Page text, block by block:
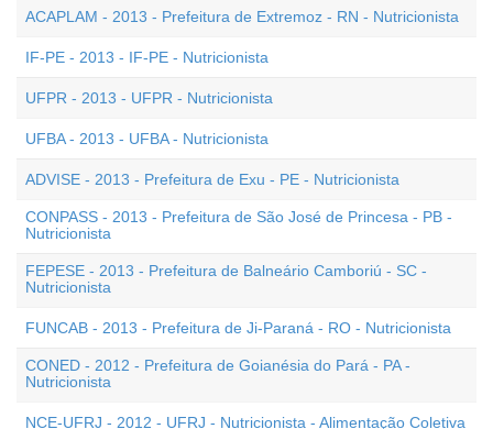
ACAPLAM - 2013 - Prefeitura de Extremoz - RN - Nutricionista
IF-PE - 2013 - IF-PE - Nutricionista
UFPR - 2013 - UFPR - Nutricionista
UFBA - 2013 - UFBA - Nutricionista
ADVISE - 2013 - Prefeitura de Exu - PE - Nutricionista
CONPASS - 2013 - Prefeitura de São José de Princesa - PB -
Nutricionista
FEPESE - 2013 - Prefeitura de Balneário Camboriú - SC -
Nutricionista
FUNCAB - 2013 - Prefeitura de Ji-Paraná - RO - Nutricionista
CONED - 2012 - Prefeitura de Goianésia do Pará - PA -
Nutricionista
NCE-UFRJ - 2012 - UFRJ - Nutricionista - Alimentação Coletiva